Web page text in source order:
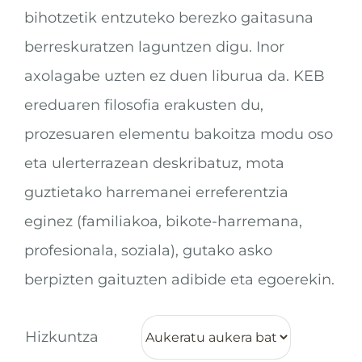
bihotzetik entzuteko berezko gaitasuna
berreskuratzen laguntzen digu. Inor
axolagabe uzten ez duen liburua da. KEB
ereduaren filosofia erakusten du,
prozesuaren elementu bakoitza modu oso
eta ulerterrazean deskribatuz, mota
guztietako harremanei erreferentzia
eginez (familiakoa, bikote-harremana,
profesionala, soziala), gutako asko
berpizten gaituzten adibide eta egoerekin.
Hizkuntza